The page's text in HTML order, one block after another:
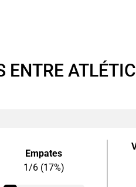
ENTRE
Empates
1/6 (17%)